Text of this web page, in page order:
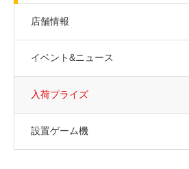
店舗情報
イベント&ニュース
入荷プライズ
設置ゲーム機